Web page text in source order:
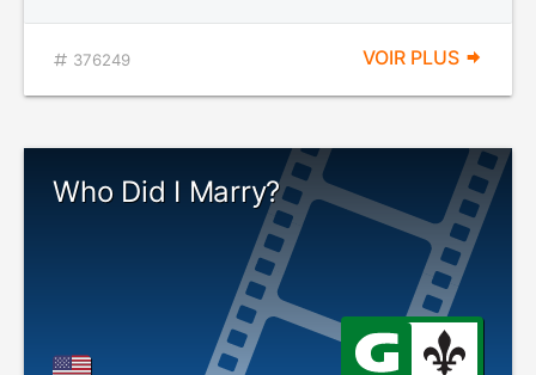
376249 VOIR PLUS
Who Did I Marry?